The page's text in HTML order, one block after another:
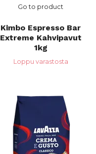
Go to product
Kimbo Espresso Bar
Extreme Kahvipavut
1kg
Loppu varastosta